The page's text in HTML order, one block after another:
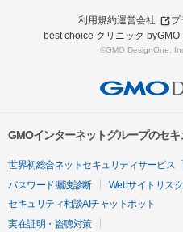
利用規約運営会社
プ
best choice クリニック byGMO
©GMO DesignOne,
GMOインターネットグループのセ
世界初総合ネットセキュリティサービス
パスワード漏洩診断
Webサイトリス
セキュリティ相談AIチャットボット
実在証明・盗聴対策